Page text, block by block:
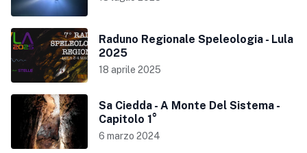
Raduno Regionale Speleologia - Lula
2025
18 aprile 2025
Sa Ciedda - A Monte Del Sistema -
Capitolo 1°
6 marzo 2024